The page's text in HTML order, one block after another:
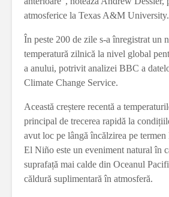
atmosferice la Texas A&M University.
În peste 200 de zile s-a înregistrat un
temperatură zilnică la nivel global
a anului, potrivit analizei BBC a
Climate Change Service.
Această creștere recentă a
principal de trecerea rapidă la
avut loc pe lângă încălzirea pe termen
El Niño este un eveniment natural în
suprafață mai calde din Oceanul
căldură suplimentară în atmosferă.